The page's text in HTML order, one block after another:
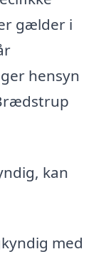
gælder i
hensyn
kan
med